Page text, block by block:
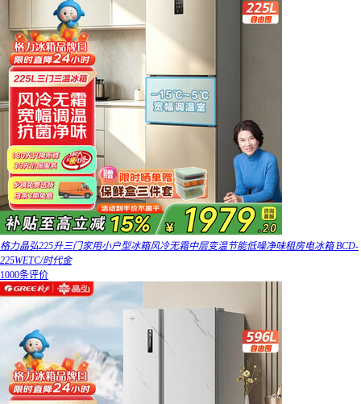
格力晶弘225升三门家用小户型冰箱风冷无霜中层变温节能低噪净味租房电冰箱 BCD-
225WETC/时代金
1000条评价